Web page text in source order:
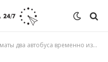
два автобуса временно изменят схему движения